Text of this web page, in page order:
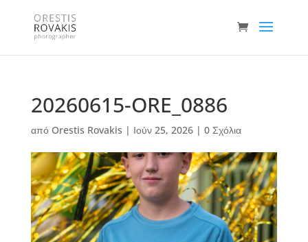
20260615-ORE_0886
από Orestis Rovakis | Ιούν 25, 2026| 0 Σχόλια